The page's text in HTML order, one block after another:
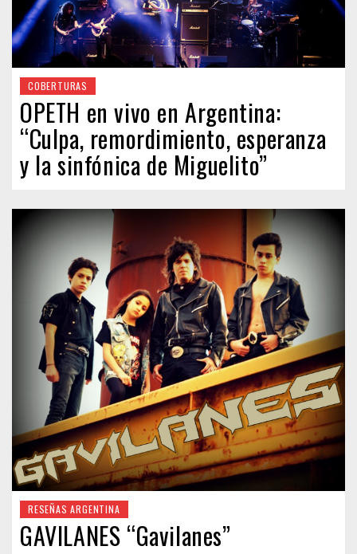
COBERTURAS
OPETH en vivo en Argentina:
“Culpa, remordimiento, esperanza
y la sinfónica de Miguelito”
RESEÑAS ARGENTINA
GAVILANES “Gavilanes”